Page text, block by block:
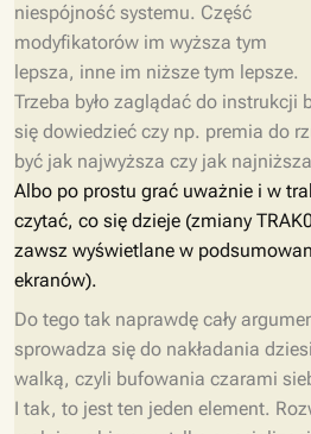
niespójność systemu. Część
modyfikatorów im wyższa tym
lepsza, inne im niższe tym lepsze.
Trzeba było zaglądać do instrukcji
się dowiedzieć czy np. premia do
być jak najwyższa czy jak
Albo po prostu grać uważnie i w
czytać, co się dzieje (zmiany
zawsz wyświetlane w
ekranów).
Do tego tak naprawdę cały
sprowadza się do nakładania
walką, czyli bufowania czarami
I tak, to jest ten jeden element.